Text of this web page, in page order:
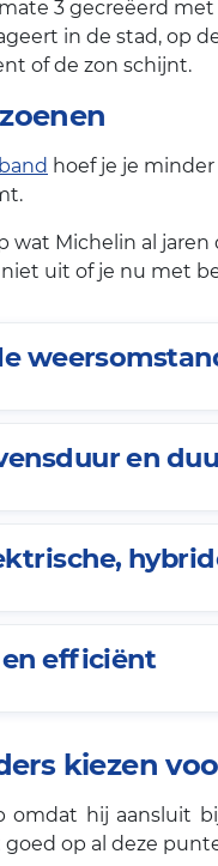
3 gecreëerd
in de stad, op
of de zon schijnt.
hoef je je
Michelin al jaren
uit of je nu met
en
efficiënt
kiezen
omdat hij aansluit
op al deze